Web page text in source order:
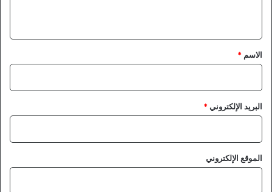
*
الاسم *
البريد الإلكتروني*
الموقع الإلكتروني